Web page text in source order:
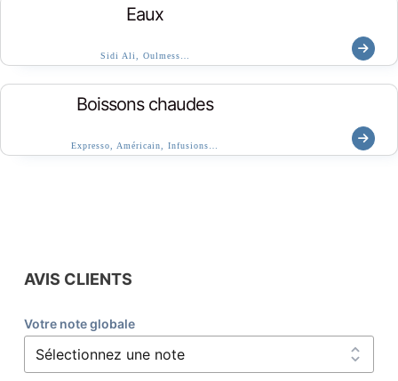
Eaux
Sidi Ali, Oulmess…
Boissons chaudes
Expresso, Américain, Infusions…
AVIS CLIENTS
Votre note globale